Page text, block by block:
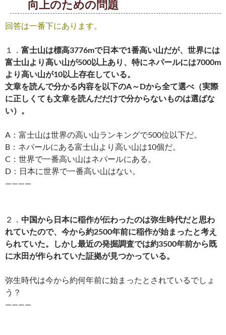
向上のための問題
回答は一番下にあります。
１． 富士山は標高3776mで日本で1番高い山だが、世界には
富士山より高い山が500以上あり、特にネパールには7000m
より高い山が10以上存在している。
文章を読んで分かる内容を以下のA～Dから全て選べ（実際
に正しくても文章を読んだだけで分からないものは選ばな
い）。
A：富士山は世界の高い山ランキングで500位以下だ。
B：ネパールにある富士山より高い山は10個だ。
C：世界で一番高い山はネパールにある。
D：日本に世界で一番高い山はない。
————
２． 中国から日本に稲作が伝わったのは弥生時代だと思わ
れていたので、今から約2500年前に稲作が始まったと考え
られていた。しかし最近の発掘調査では約3500年前から既
に水田が作られていた証拠が見つかっている。
弥生時代は今から約何年前に始まったとされているでしょ
う？
————